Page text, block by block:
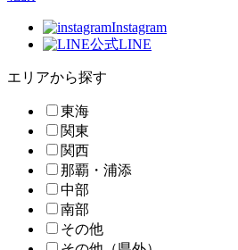
Instagram
公式LINE
エリアから探す
東海
関東
関西
那覇・浦添
中部
南部
その他